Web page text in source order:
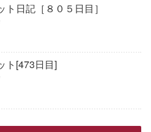
ト日記［８０５日目］
ト[473日目]